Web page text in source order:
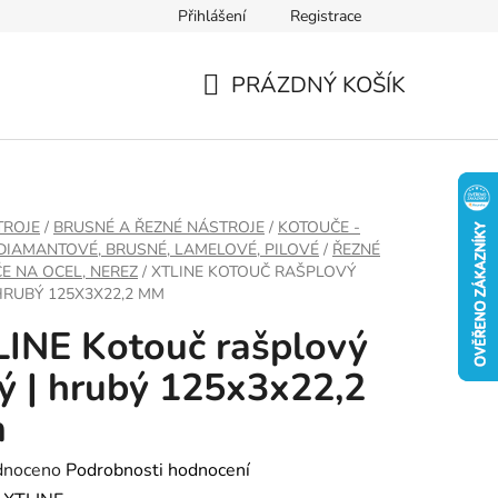
Přihlášení Registrace
PRÁZDNÝ KOŠÍK
/ BRUSNÉ A ŘEZNÉ NÁSTROJE / KOTOUČE -
BRUSNÉ, LAMELOVÉ, PILOVÉ / ŘEZNÉ
NA OCEL, NEREZ / XTLINE KOTOUČ RAŠPLOVÝ
125X3X22,2 MM
Kotouč rašplový
| hrubý 125x3x22,2
Podrobnosti hodnocení